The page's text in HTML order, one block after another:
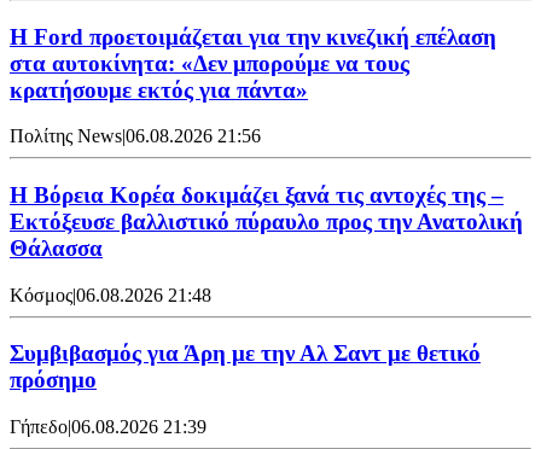
Η Ford προετοιμάζεται για την κινεζική επέλαση
στα αυτοκίνητα: «Δεν μπορούμε να τους
κρατήσουμε εκτός για πάντα»
Πολίτης News|06.08.2026 21:56
Η Βόρεια Κορέα δοκιμάζει ξανά τις αντοχές της –
Εκτόξευσε βαλλιστικό πύραυλο προς την Ανατολική
Θάλασσα
Κόσμος|06.08.2026 21:48
Συμβιβασμός για Άρη με την Αλ Σαντ με θετικό
πρόσημο
Γήπεδο|06.08.2026 21:39